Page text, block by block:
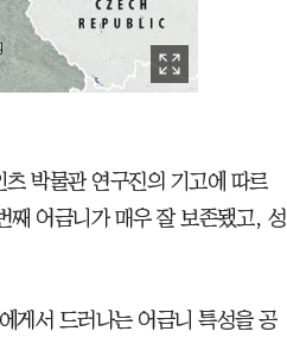
박물관 연구진의 기고에 따르
째 어금니가 매우 잘 보존됐고, 성
게서 드러나는 어금니 특성을 공